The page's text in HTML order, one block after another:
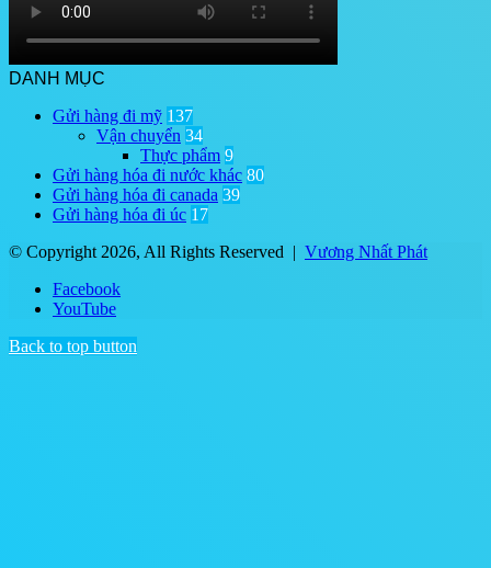
DANH MỤC
Gửi hàng đi mỹ 137
Vận chuyển 34
Thực phẩm 9
Gửi hàng hóa đi nước khác 80
Gửi hàng hóa đi canada 39
Gửi hàng hóa đi úc 17
© Copyright 2026, All Rights Reserved | Vương Nhất Phát
Facebook
YouTube
Back to top button